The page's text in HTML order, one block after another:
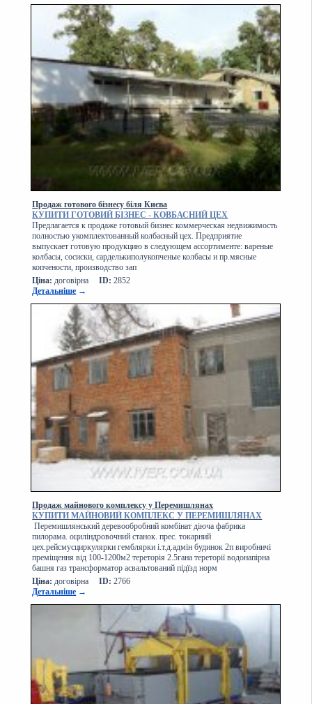
Продаж готового бізнесу біля Києва
КУПИТИ ГОТОВИЙ БІЗНЕС - КОВБАСНИЙ ЦЕХ
Предлагается к продаже готовый бизнес коммерческая недвижимость
полностью укомплектованный колбасный цех. Предприятие
выпускает готовую продукцию в следующем ассортименте: вареные
колбасы, сосиски, сарделькиполукопченые колбасы и пр.мясные
копчености, производство зап
Ціна: договірна ID: 2852
Детальніше →
Продаж майнового комплексу у Перемишлянах
КУПИТИ МАЙНОВИЙ КОМПЛЕКС У ПЕРЕМИШЛЯНАХ
Перемишлянський деревообробний комбінат діюча фабрика
пилорама. оциліндровочний станок. прес. токарний
цех.рейсмусциркулярки гемблярки і.т.д.адмін будинок 2п виробничі
преміщення від 100-1200м2 тереторія 2.5гана тереторії водонапірна
башня газ трансформатор асвальтований підїзд норм
Ціна: договірна ID: 2766
Детальніше →